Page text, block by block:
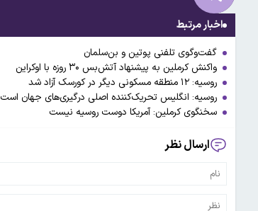
اخبار مرتبط
گفت‌وگوی تلفنی پوتین و بن‌سلمان
واکنش کرملین به پیشنهاد آتش‌بس ۳۰ روزه با اوکراین
روسیه: ۱۲ منطقه مسکونی دیگر در کورسک آزاد شد
روسیه: انگلیس تحریک‌کننده اصلی درگیری‌های جهان است
سخنگوی کرملین: آمریکا دوست روسیه نیست
ارسال نظر